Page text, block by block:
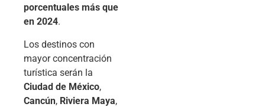
porcentuales más que
en 2024.
Los destinos con
mayor concentración
turística serán la
Ciudad de México,
Cancún, Riviera Maya,